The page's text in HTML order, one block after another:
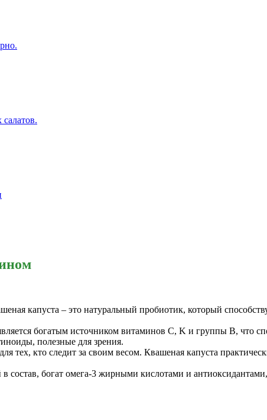
капуста – это натуральный пробиотик, который
богатым источником витаминов C, K и группы B, что
полезные для зрения.
тех, кто следит за своим весом. Квашеная капуста
состав, богат омега-3 жирными кислотами и